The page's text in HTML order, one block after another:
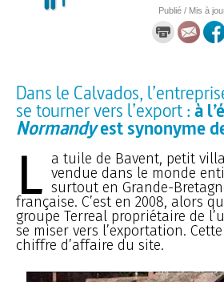
Publié / Mis à
Dans le Calvados,
se tourner vers l’export :à
Normandyest synonyme
L a tuile de Bavent, petit
vendue dans le monde
surtout en Grande-
française. C’est en 2008, alors
groupe Terreal propriétaire de
se miser vers l’exportation.
chiffre d’affaire du site.